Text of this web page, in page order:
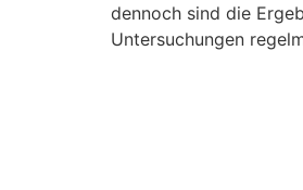
dennoch sind die
Untersuchungen